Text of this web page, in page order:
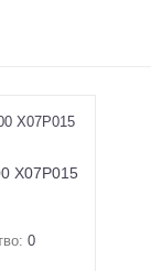
X07P015
0